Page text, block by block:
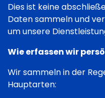
Dies ist keine
Daten sammeln und
um unsere
Wie erfassen wir
Wir sammeln in der
Hauptarten: